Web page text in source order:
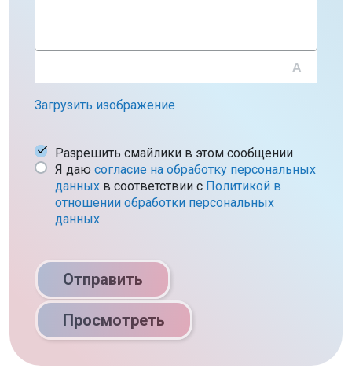
Загрузить изображение
Разрешить смайлики в этом сообщении
Я даю согласие на обработку персональных
данных в соответствии c Политикой в
отношении обработки персональных
данных
Отправить
Просмотреть